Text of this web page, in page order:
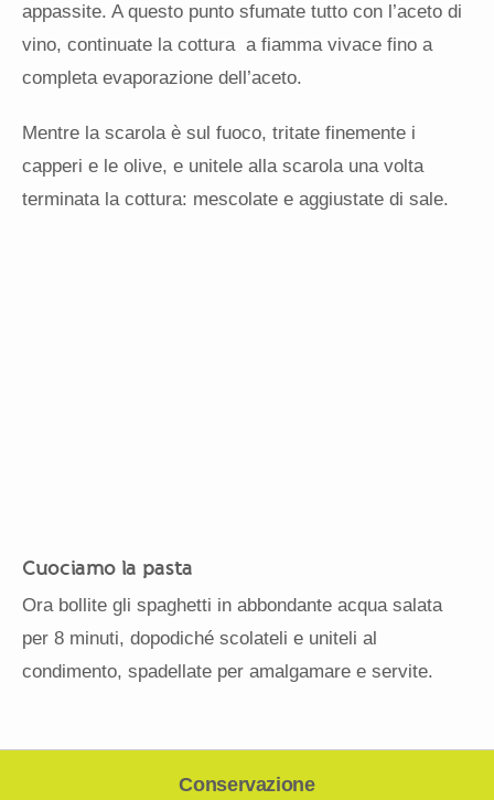
appassite. A questo punto sfumate tutto con l’aceto di
vino, continuate la cottura a fiamma vivace fino a
completa evaporazione dell’aceto.
Mentre la scarola è sul fuoco, tritate finemente i
capperi e le olive, e unitele alla scarola una volta
terminata la cottura: mescolate e aggiustate di sale.
Cuociamo la pasta
Ora bollite gli spaghetti in abbondante acqua salata
per 8 minuti, dopodiché scolateli e uniteli al
condimento, spadellate per amalgamare e servite.
Conservazione